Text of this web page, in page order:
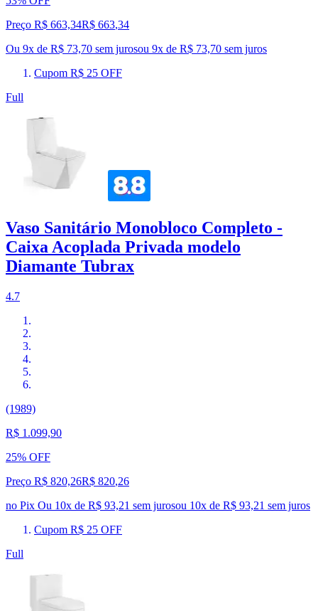
Preço R$ 663,34R$ 663,34
Ou 9x de R$ 73,70 sem jurosou 9x de R$ 73,70 sem juros
Cupom R$ 25 OFF
Full
Vaso Sanitário Monobloco Completo -
Caixa Acoplada Privada modelo
Diamante Tubrax
4.7
(1989)
R$ 1.099,90
25% OFF
Preço R$ 820,26R$ 820,26
no Pix Ou 10x de R$ 93,21 sem jurosou 10x de R$ 93,21 sem juros
Cupom R$ 25 OFF
Full